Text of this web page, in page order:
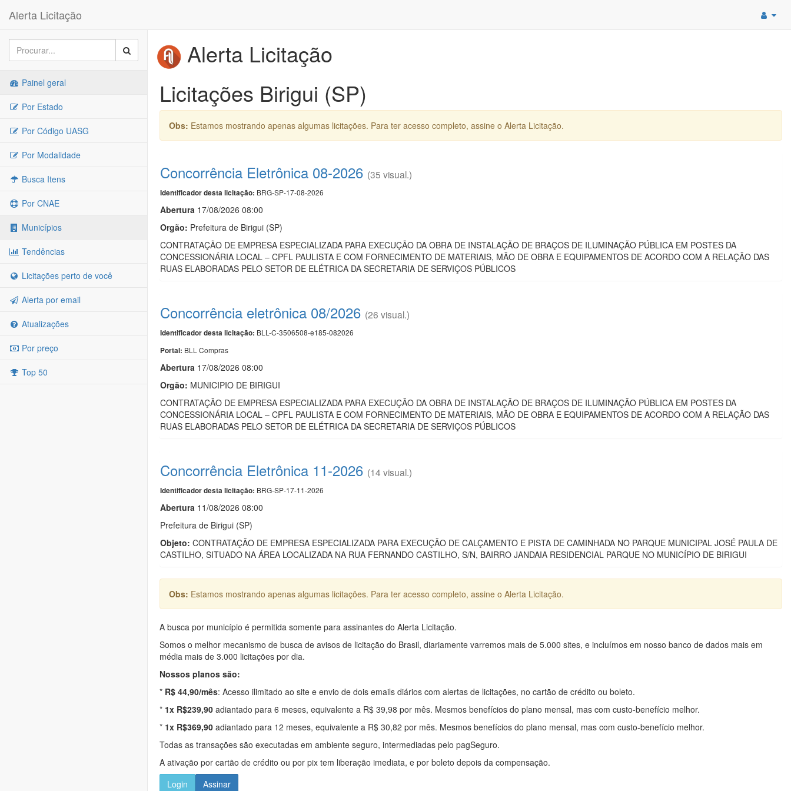
Alerta Licitação
Painel geral
Por Estado
Por Código UASG
Por Modalidade
Busca Itens
Por CNAE
Municípios
Tendências
Licitações perto de você
Alerta por email
Atualizações
Por preço
Top 50
Alerta Licitação
Licitações Birigui (SP)
Obs: Estamos mostrando apenas algumas licitações. Para ter acesso completo, assine o Alerta Licitação.
Concorrência Eletrônica 08-2026 (35 visual.)
Identificador desta licitação: BRG-SP-17-08-2026
Abertura 17/08/2026 08:00
Orgão: Prefeitura de Birigui (SP)
CONTRATAÇÃO DE EMPRESA ESPECIALIZADA PARA EXECUÇÃO DA OBRA DE INSTALAÇÃO DE BRAÇOS DE ILUMINAÇÃO PÚBLICA EM POSTES DA
CONCESSIONÁRIA LOCAL – CPFL PAULISTA E COM FORNECIMENTO DE MATERIAIS, MÃO DE OBRA E EQUIPAMENTOS DE ACORDO COM A RELAÇÃO DAS
RUAS ELABORADAS PELO SETOR DE ELÉTRICA DA SECRETARIA DE SERVIÇOS PÚBLICOS
Concorrência eletrônica 08/2026 (26 visual.)
Identificador desta licitação: BLL-C-3506508-e185-082026
Portal: BLL Compras
Abertura 17/08/2026 08:00
Orgão: MUNICIPIO DE BIRIGUI
CONTRATAÇÃO DE EMPRESA ESPECIALIZADA PARA EXECUÇÃO DA OBRA DE INSTALAÇÃO DE BRAÇOS DE ILUMINAÇÃO PÚBLICA EM POSTES DA
CONCESSIONÁRIA LOCAL – CPFL PAULISTA E COM FORNECIMENTO DE MATERIAIS, MÃO DE OBRA E EQUIPAMENTOS DE ACORDO COM A RELAÇÃO DAS
RUAS ELABORADAS PELO SETOR DE ELÉTRICA DA SECRETARIA DE SERVIÇOS PÚBLICOS
Concorrência Eletrônica 11-2026 (14 visual.)
Identificador desta licitação: BRG-SP-17-11-2026
Abertura 11/08/2026 08:00
Prefeitura de Birigui (SP)
Objeto: CONTRATAÇÃO DE EMPRESA ESPECIALIZADA PARA EXECUÇÃO DE CALÇAMENTO E PISTA DE CAMINHADA NO PARQUE MUNICIPAL JOSÉ PAULA DE
CASTILHO, SITUADO NA ÁREA LOCALIZADA NA RUA FERNANDO CASTILHO, S/N, BAIRRO JANDAIA RESIDENCIAL PARQUE NO MUNICÍPIO DE BIRIGUI
Obs: Estamos mostrando apenas algumas licitações. Para ter acesso completo, assine o Alerta Licitação.
A busca por município é permitida somente para assinantes do Alerta Licitação.
Somos o melhor mecanismo de busca de avisos de licitação do Brasil, diariamente varremos mais de 5.000 sites, e incluímos em nosso banco de dados mais em
média mais de 3.000 licitações por dia.
Nossos planos são:
* R$ 44,90/mês: Acesso ilimitado ao site e envio de dois emails diários com alertas de licitações, no cartão de crédito ou boleto.
* 1x R$239,90 adiantado para 6 meses, equivalente a R$ 39,98 por mês. Mesmos benefícios do plano mensal, mas com custo-benefício melhor.
* 1x R$369,90 adiantado para 12 meses, equivalente a R$ 30,82 por mês. Mesmos benefícios do plano mensal, mas com custo-benefício melhor.
Todas as transações são executadas em ambiente seguro, intermediadas pelo pagSeguro.
A ativação por cartão de crédito ou por pix tem liberação imediata, e por boleto depois da compensação.
Login
Assinar